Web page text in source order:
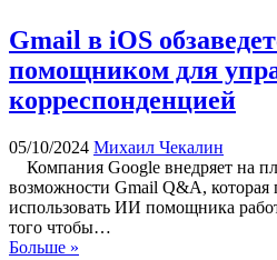
Gmail в iOS
помощником для
корреспонденцией
05/10/2024 Михаил Чекалин
Компания Google внедряет на
возможности Gmail Q&A, которая
использовать ИИ помощника
того чтобы…
Больше »